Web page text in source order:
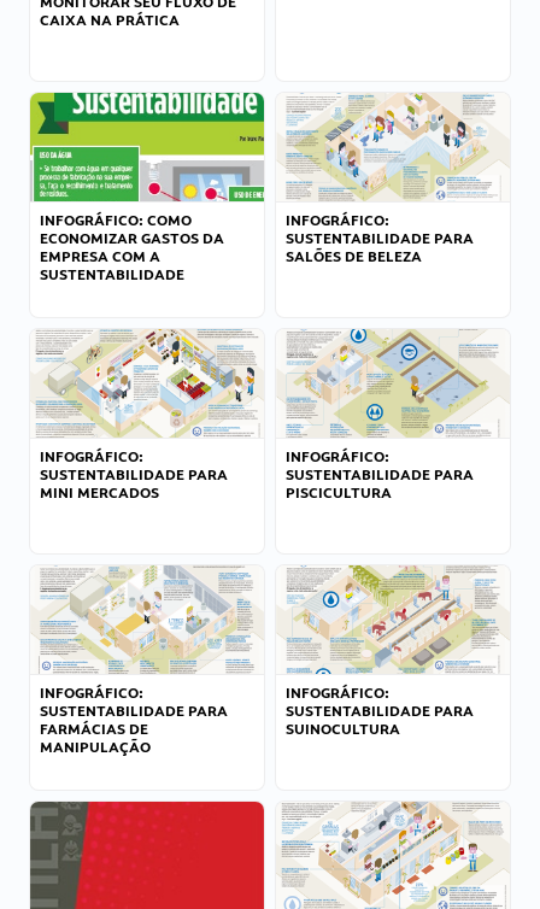
CAIXA NA PRÁTICA
INFOGRÁFICO: COMO
ECONOMIZAR GASTOS DA
EMPRESA COM A
SUSTENTABILIDADE
INFOGRÁFICO:
SUSTENTABILIDADE PARA
SALÕES DE BELEZA
INFOGRÁFICO:
SUSTENTABILIDADE PARA
MINI MERCADOS
INFOGRÁFICO:
SUSTENTABILIDADE PARA
PISCICULTURA
INFOGRÁFICO:
SUSTENTABILIDADE PARA
FARMÁCIAS DE
MANIPULAÇÃO
INFOGRÁFICO:
SUSTENTABILIDADE PARA
SUINOCULTURA